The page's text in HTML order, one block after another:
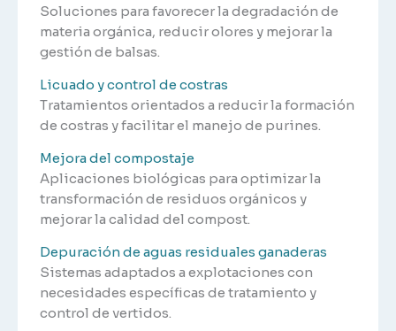
Soluciones para favorecer la degradación de
materia orgánica, reducir olores y mejorar la
gestión de balsas.
Licuado y control de costras
Tratamientos orientados a reducir la formación
de costras y facilitar el manejo de purines.
Mejora del compostaje
Aplicaciones biológicas para optimizar la
transformación de residuos orgánicos y
mejorar la calidad del compost.
Depuración de aguas residuales ganaderas
Sistemas adaptados a explotaciones con
necesidades específicas de tratamiento y
control de vertidos.